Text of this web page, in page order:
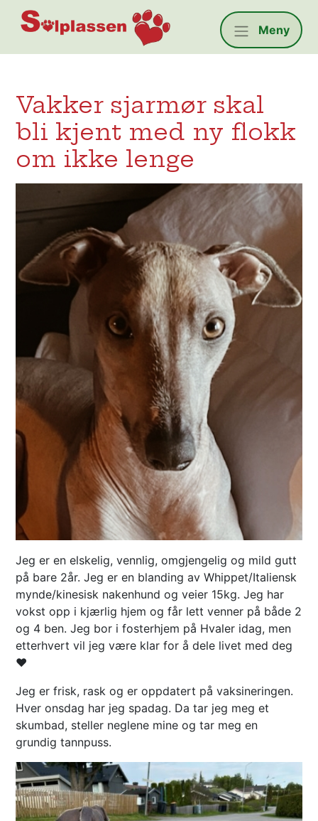
Solplassen
Meny
Vakker sjarmør skal
bli kjent med ny flokk
om ikke lenge
Jeg er en elskelig, vennlig, omgjengelig og mild gutt
på bare 2år. Jeg er en blanding av Whippet/Italiensk
mynde/kinesisk nakenhund og veier 15kg. Jeg har
vokst opp i kjærlig hjem og får lett venner på både 2
og 4 ben. Jeg bor i fosterhjem på Hvaler idag, men
etterhvert vil jeg være klar for å dele livet med deg
❤️
Jeg er frisk, rask og er oppdatert på vaksineringen.
Hver onsdag har jeg spadag. Da tar jeg meg et
skumbad, steller neglene mine og tar meg en
grundig tannpuss.